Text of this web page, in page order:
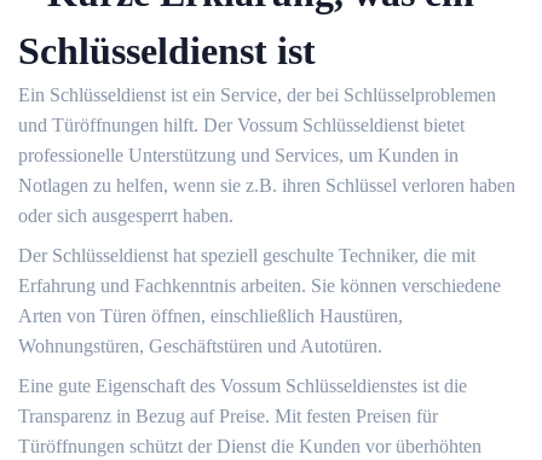
Schlüsseldienst ist
Ein Schlüsseldienst ist ein Service, der bei Schlüsselproblemen
und Türöffnungen hilft.​ Der Vossum Schlüsseldienst bietet
professionelle Unterstützung und Services, um Kunden in
Notlagen zu helfen, wenn sie z.​B.​ ihren Schlüssel verloren haben
oder sich ausgesperrt haben.​
Der Schlüsseldienst hat speziell geschulte Techniker, die mit
Erfahrung und Fachkenntnis arbeiten.​ Sie können verschiedene
Arten von Türen öffnen, einschließlich Haustüren,
Wohnungstüren, Geschäftstüren und Autotüren.​
Eine gute Eigenschaft des Vossum Schlüsseldienstes ist die
Transparenz in Bezug auf Preise.​ Mit festen Preisen für
Türöffnungen schützt der Dienst die Kunden vor überhöhten